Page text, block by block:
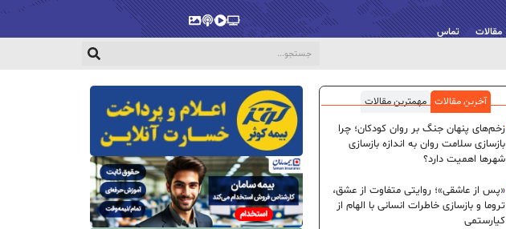
مقالات تماس
پخش‌زندهویدیو
پادکستگالری
آخرین مقالات مهمترین مقالات
زخم‌های پنهان جنگ بر روان کودکان؛ چرا
بازسازی سلامت روان به اندازه بازسازی
شهرها اهمیت دارد؟
«پس از عاشقی»؛ روایتی متفاوت از عشق،
تروما و بازسازی خاطرات انسانی با الهام از
کیارستمی